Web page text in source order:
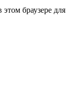
браузере для